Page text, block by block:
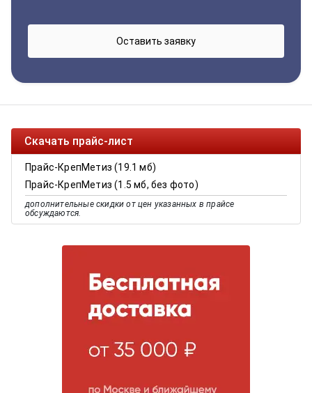
Скачать прайс-лист
Прайс-КрепМетиз (19.1 мб)
Прайс-КрепМетиз (1.5 мб, без фото)
дополнительные скидки от цен указанных в прайсе
обсуждаются.